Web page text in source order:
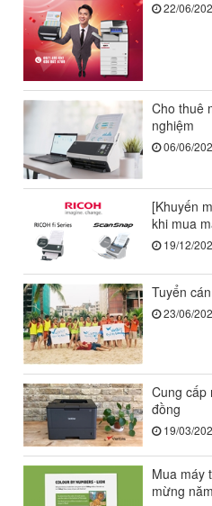
22/06/
Cho thuê
nghiệm
06/06/
[Khuyến
khi mua
19/12/
Tuyển
23/06/
Cung cấp
đồng
19/03/
Mua máy
mừng